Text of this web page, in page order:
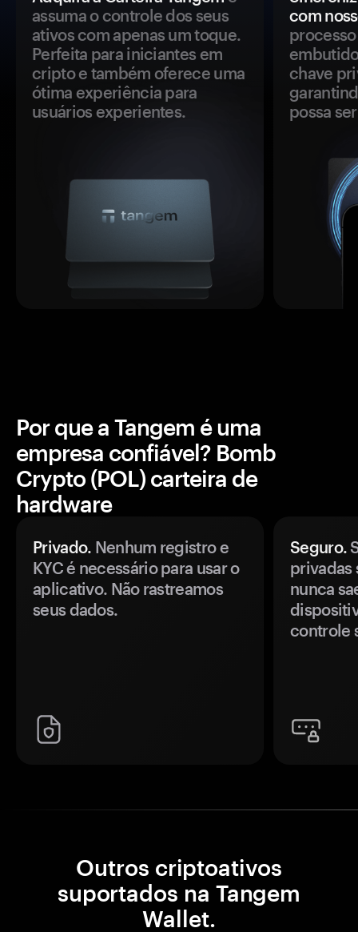
assuma o controle dos seus
ativos com apenas um toque.
Perfeita para iniciantes em
cripto e também oferece uma
ótima experiência para
usuários experientes.
com
chave
possa
Por que a Tangem é uma
empresa confiável? Bomb
Crypto (POL) carteira de
hardware
Privado. Nenhum registro e
KYC é necessário para usar o
aplicativo. Não rastreamos
seus dados.
Seguro.
privadas
nunca
controle
Outros criptoativos
suportados na Tangem
Wallet.